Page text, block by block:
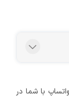
با شما در